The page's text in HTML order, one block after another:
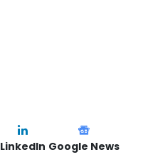
LinkedIn Google News